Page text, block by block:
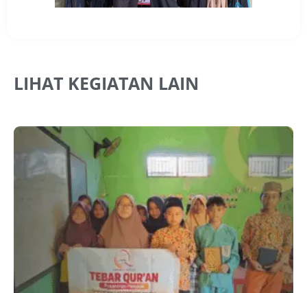
LIHAT KEGIATAN LAIN